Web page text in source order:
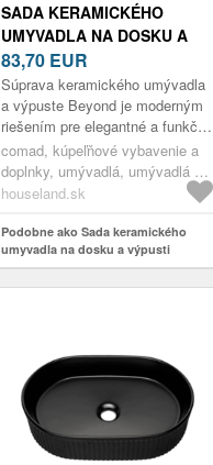
SADA KERAMICKÉHO
UMYVADLA NA DOSKU A
VÝPUSTI BEYOND 2 BIELA
83,70 EUR
Súprava keramického umývadla
a výpuste Beyond je moderným
riešením pre elegantné a funkčné
kúpeľne. Táto štýlová súprava
obsahuje okrúhle keramické...
comad, kúpeľňové vybavenie a
doplnky, umývadlá, umývadlá na
dosku
houseland.sk
Podobne ako Sada keramického
umyvadla na dosku a výpusti
Beyond 2 biela